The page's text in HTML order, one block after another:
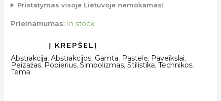
Pristatymas visoje Lietuvoje nemokamas!
Prieinamumas: In stock
Abstrakcija, Abstrakcijos, Gamta, Pastelė, Paveikslai,
Peizažas, Popierius, Simbolizmas, Stilistika, Technikos,
Tema